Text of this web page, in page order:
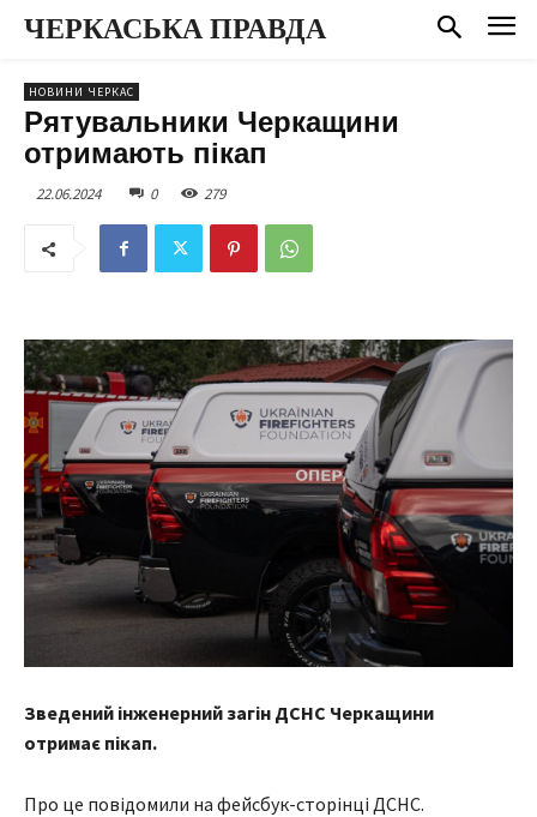
ЧЕРКАСЬКА ПРАВДА
НОВИНИ ЧЕРКАС
Рятувальники Черкащини
отримають пікап
22.06.2024 0 279
Зведений інженерний загін ДСНС Черкащини
отримає пікап.
Про це повідомили на фейсбук-сторінці ДСНС.